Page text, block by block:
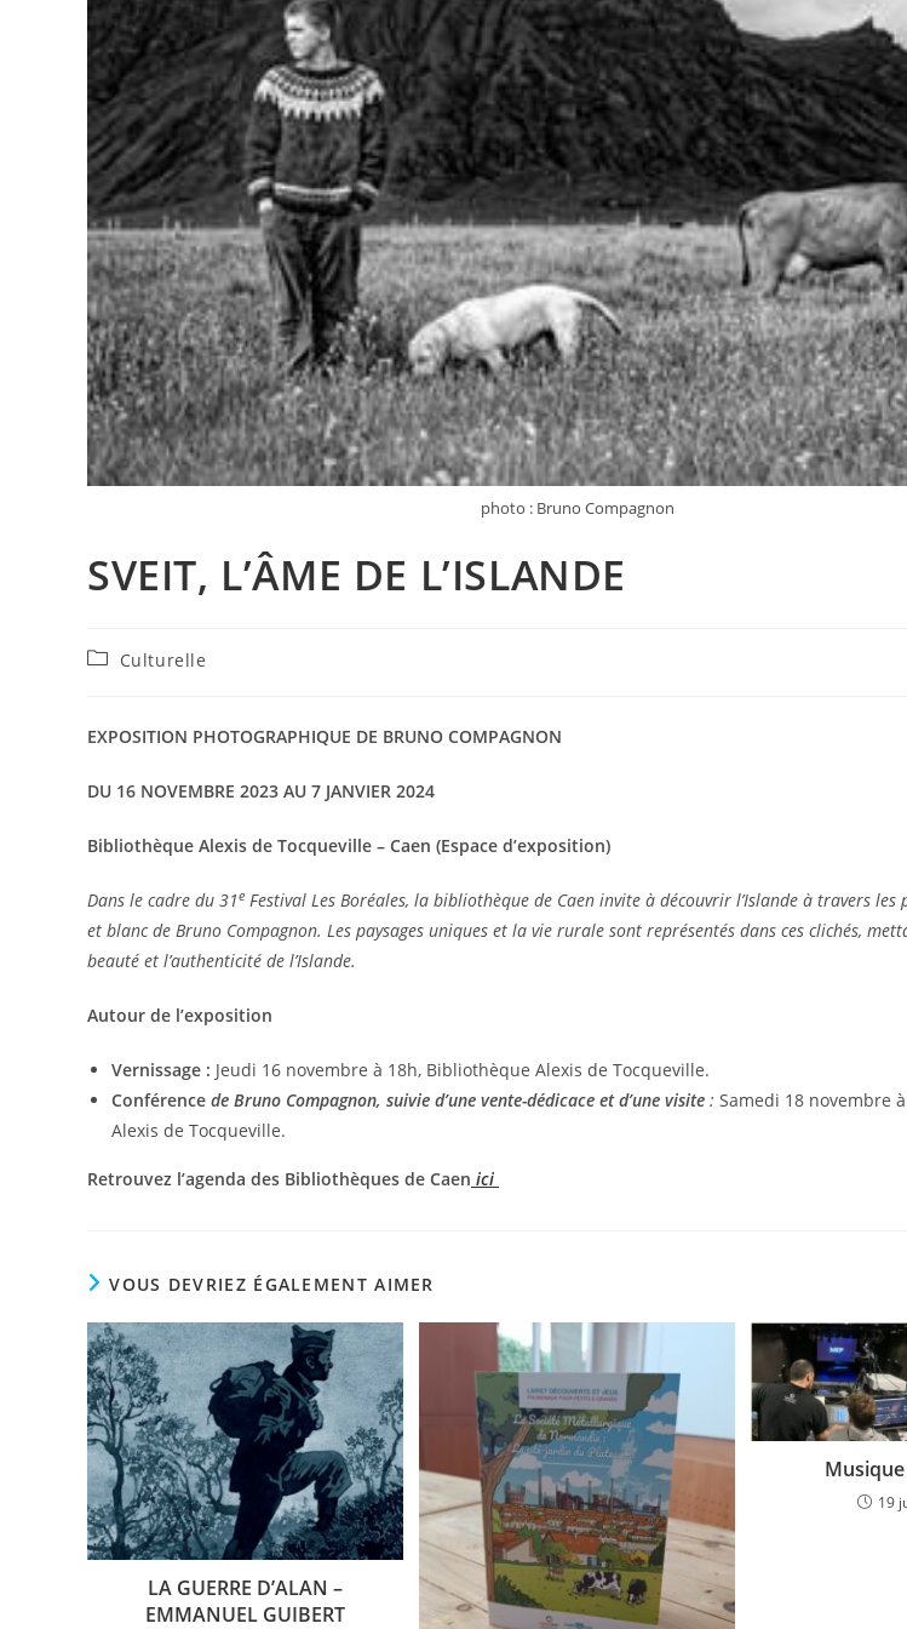
photo : Bruno Compagnon
SVEIT, L’ÂME DE L’ISLANDE
PostCulturelle
EXPOSITION PHOTOGRAPHIQUE DE BRUNO COMPAGNON
DU 16 NOVEMBRE 2023 AU 7 JANVIER 2024
Bibliothèque Alexis de Tocqueville – Caen (Espace d’exposition)
Dans le cadre du 31e Festival Les Boréales, la bibliothèque de Caen invite à découvrir l’Islande à travers les
et blanc de Bruno Compagnon. Les paysages uniques et la vie rurale sont représentés dans ces clichés,
beauté et l’authenticité de l’Islande.
Autour de l’exposition
Vernissage : Jeudi 16 novembre à 18h, Bibliothèque Alexis de Tocqueville.
Conférence de Bruno Compagnon, suivie d’une vente-dédicace et d’une visite : Samedi 18 novembre
Alexis de Tocqueville.
Retrouvez l’agenda des Bibliothèques de Caen ici
VOUS DEVRIEZ ÉGALEMENT AIMER
LA GUERRE D’ALAN –
EMMANUEL GUIBERT
19